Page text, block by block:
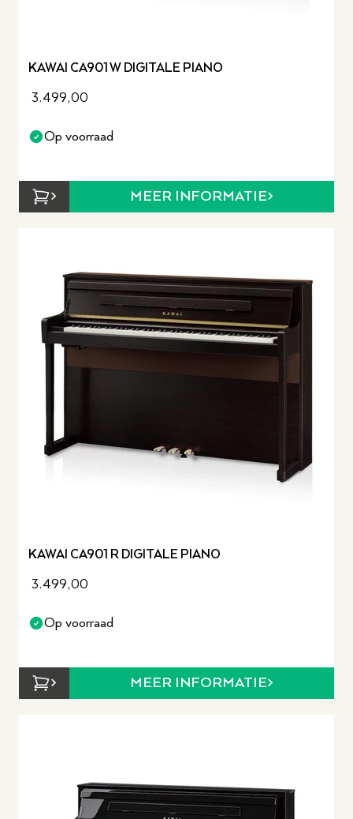
KAWAI CA901 W DIGITALE PIANO
3.499,00
Op voorraad
MEER INFORMATIE
KAWAI CA901 R DIGITALE PIANO
3.499,00
Op voorraad
MEER INFORMATIE